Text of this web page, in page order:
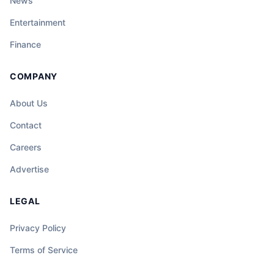
Entertainment
Finance
COMPANY
About Us
Contact
Careers
Advertise
LEGAL
Privacy Policy
Terms of Service